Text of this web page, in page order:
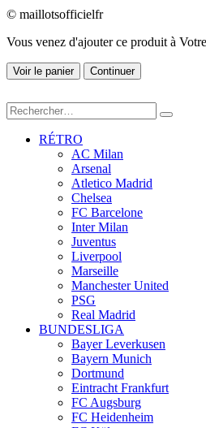
© maillotsofficielfr
Vous venez d'ajouter ce produit à
Voir le panier Continuer
RÉTRO
AC Milan
Arsenal
Atletico Madrid
Chelsea
FC Barcelone
Inter Milan
Juventus
Liverpool
Marseille
Manchester United
PSG
Real Madrid
BUNDESLIGA
Bayer Leverkusen
Bayern Munich
Dortmund
Eintracht Frankfurt
FC Augsburg
FC Heidenheim